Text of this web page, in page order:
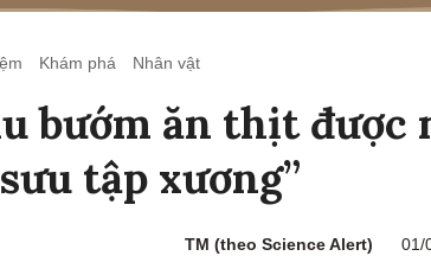
Khám phá Nhân vật
bướm ăn thịt được
tập xương”
TM (theo Science Alert) 01/